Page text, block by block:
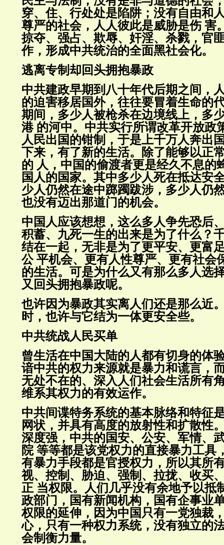
穿、住、行处处是陷阱；没有自由和
尊严的社会，人人彼此是威胁是伤 害
掠夺、强占、欺辱、奸淫、杀戮，官
作，形成中共统治的全面黑社会化。
逃离专制却回头拥抱暴政
中共建政早期到八十年代后期之间，
的迫害移居国外，往往要冒着生命的
期间，多少人被枪杀在边境线上，多
港 的河中。中共实行所谓改革开放政
人民出国的钳制，于是上千万人奔出
下来，有了新的生活。除了能够以正
的 人，中国的偷渡者更是经久不息的
国人的国家。其中多少人死在抵达安
少人仍然在途中踯躅跋涉，多少人仍
也没有迈出那道门的机会。
中国人应该想想，这么多人争先恐后
积蓄、九死一生的出来是为了什么？
结在一起，无非是为了更平安、更富
公 平机会、更有人性尊严、更有社会
的生活。可是为什么又有那么多人选
又回头拥抱暴政呢。
也许因为暴政其实离人们还是那么近
时，也许与它结为一体更安全些。
中共统战人民买单
曾生活在中国大陆的人都有切身的体
谙中共的权力来源就是暴力和谎言，
无处不在的、深入人们社会生活所有
维系其权力的有效运作。
中共间谍特务系统的基本脉络和特征
网状，并具有高度的放射性和扩散性
深度强，中共的国安、公安、军情、
院 等等都是该党权力的直接暴力工具
有暴力手段都是官授权力，所以其所
视、控制、胁迫、强制、拉拢、收买
正 当权限。人们几乎没有余地予以抵
政部门，国有新闻机构，国有企事业
权限的延伸，因为中国只有一党独裁
心，只有一种权力系统，没有独立的
会制衡力量。